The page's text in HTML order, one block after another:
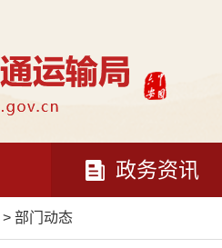
政务资讯
> 部门动态